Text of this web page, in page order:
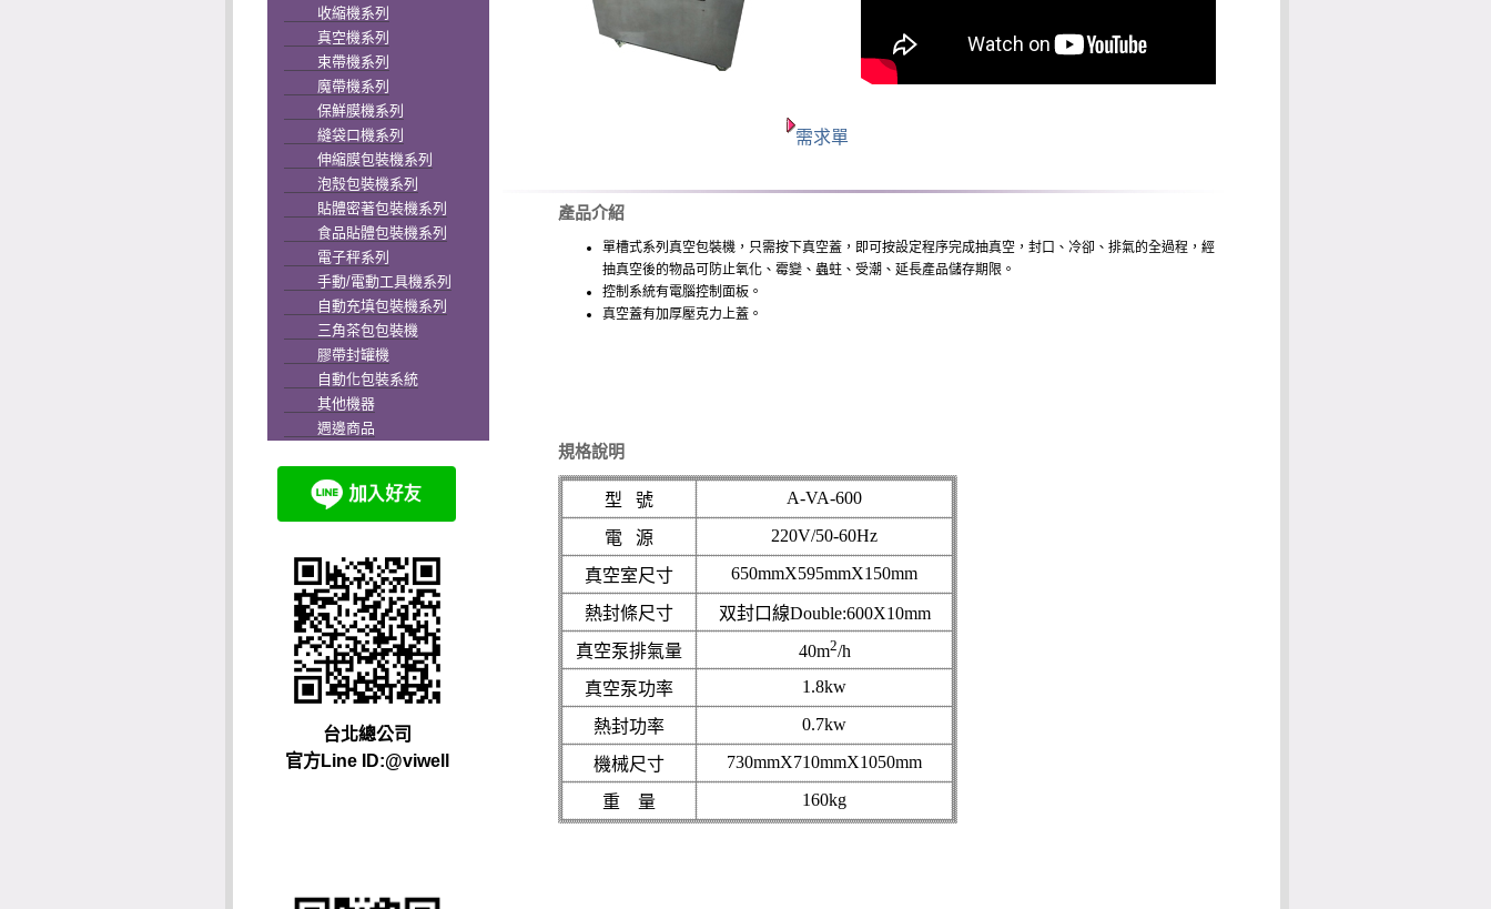
收縮機系列
真空機系列
束帶機系列
魔帶機系列
保鮮膜機系列
縫袋口機系列
伸縮膜包裝機系列
泡殼包裝機系列
貼體密著包裝機系列
食品貼體包裝機系列
電子秤系列
手動/電動工具機系列
自動充填包裝機系列
三角茶包包裝機
膠帶封罐機
自動化包裝系統
其他機器
週邊商品
台北總公司
官方Line ID:@viwell
需求單
產品介紹
單槽式系列真空包裝機，只需按下真空蓋，即可按設定程序完成抽真空，封口、冷卻、排氣的全過程，經
抽真空後的物品可防止氧化、霉變、蟲蛀、受潮、延長產品儲存期限。
控制系統有電腦控制面板。
真空蓋有加厚壓克力上蓋。
規格說明
型 號 A-VA-600
電 源 220V/50-60Hz
真空室尺寸 650mmX595mmX150mm
熱封條尺寸 双封口線Double:600X10mm
真空泵排氣量
40m2/h
真空泵功率
1.8kw
熱封功率 0.7kw
機械尺寸 730mmX710mmX1050mm
重 量 160kg